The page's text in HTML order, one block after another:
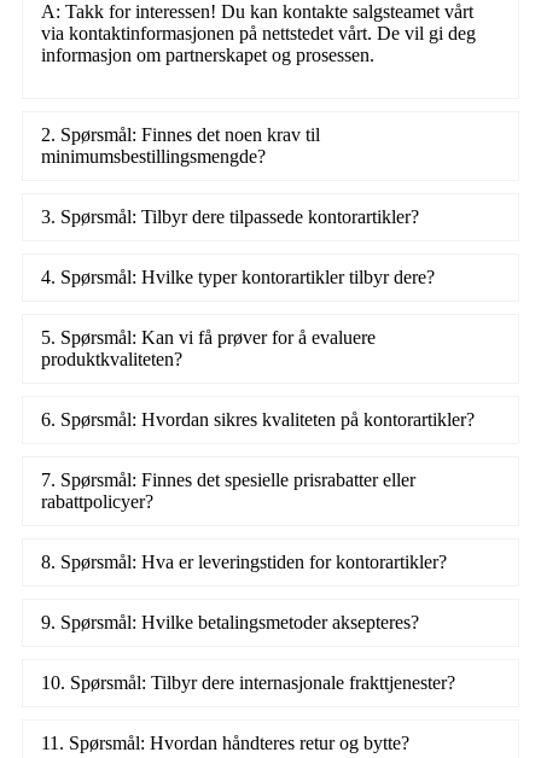
A: Takk for interessen! Du kan kontakte salgsteamet vårt
via kontaktinformasjonen på nettstedet vårt. De vil gi deg
informasjon om partnerskapet og prosessen.
2. Spørsmål: Finnes det noen krav til
minimumsbestillingsmengde?
3. Spørsmål: Tilbyr dere tilpassede kontorartikler?
4. Spørsmål: Hvilke typer kontorartikler tilbyr dere?
5. Spørsmål: Kan vi få prøver for å evaluere
produktkvaliteten?
6. Spørsmål: Hvordan sikres kvaliteten på kontorartikler?
7. Spørsmål: Finnes det spesielle prisrabatter eller
rabattpolicyer?
8. Spørsmål: Hva er leveringstiden for kontorartikler?
9. Spørsmål: Hvilke betalingsmetoder aksepteres?
10. Spørsmål: Tilbyr dere internasjonale frakttjenester?
11. Spørsmål: Hvordan håndteres retur og bytte?